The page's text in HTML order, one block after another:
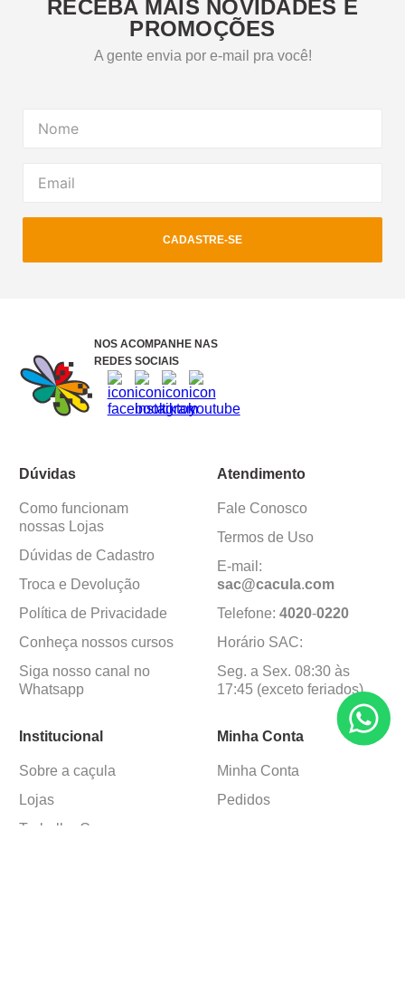
RECEBA MAIS NOVIDADES E
PROMOÇÕES
A gente envia por e-mail pra você!
CADASTRE-SE
NOS ACOMPANHE NAS
REDES SOCIAIS
Dúvidas
Como funcionam
nossas Lojas
Dúvidas de Cadastro
Troca e Devolução
Política de Privacidade
Conheça nossos cursos
Siga nosso canal no
Whatsapp
Atendimento
Fale Conosco
Termos de Uso
E-mail:
sac@cacula.com
Telefone: 4020-0220
Horário SAC:
Seg. a Sex. 08:30 às
17:45 (exceto feriados)
Institucional
Sobre a caçula
Lojas
Trabalhe Conosco
Minha Conta
Minha Conta
Pedidos